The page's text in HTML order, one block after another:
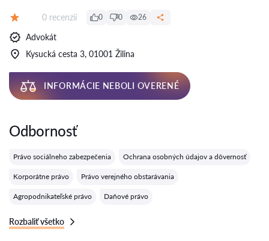
Recenzií:
0 recenzií 0 0 26
Advokát
Kysucká cesta 3, 01001 Žilina
INFORMÁCIE NEBOLI OVERENÉ
Odbornosť
Právo sociálneho zabezpečenia Ochrana osobných údajov a dôvernosť
Korporátne právo Právo verejného obstarávania
Agropodnikateľské právo Daňové právo
Rozbaliť všetko